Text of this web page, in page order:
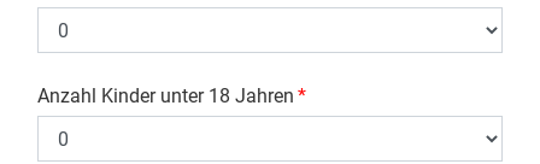
Anzahl Kinder unter 18 Jahren *